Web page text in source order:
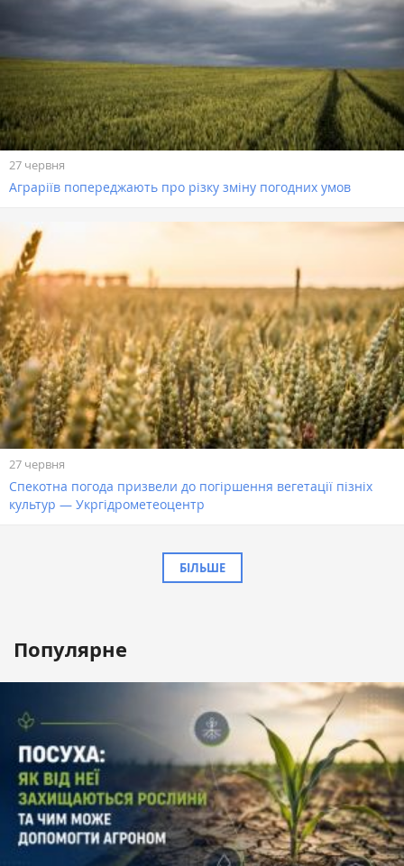
27 червня
Аграріїв попереджають про різку зміну погодних умов
27 червня
Спекотна погода призвели до погіршення вегетації пізніх
культур — Укргідрометеоцентр
БІЛЬШЕ
Популярне